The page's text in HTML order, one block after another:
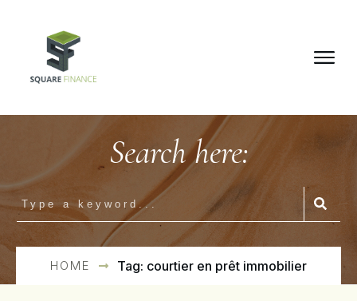
Search here:
HOME Tag: courtier en prêt immobilier